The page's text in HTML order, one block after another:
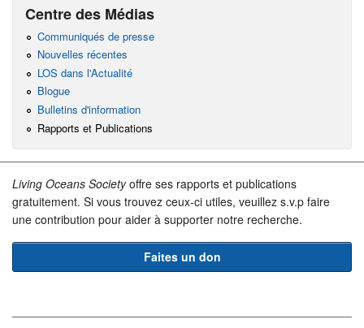
Centre des Médias
Communiqués de presse
Nouvelles récentes
LOS dans l'Actualité
Blogue
Bulletins d'information
Rapports et Publications
Living Oceans Societyoffre ses rapports et publications
gratuitement. Si vous trouvez ceux-ci utiles, veuillez s.v.p faire
une contribution pour aider à supporter notre recherche.
Faites un don